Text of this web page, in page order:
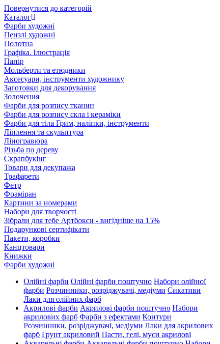
Повернутися до категорій
Каталог
Фарби художні
Пензлі художні
Полотна
Графіка. Ілюстрація
Папір
Мольберти та етюдники
Аксесуари, інструменти художнику
Заготовки для декорування
Золочення
Фарби для розпису тканин
Фарби для розпису скла і кераміки
Фарби для тіла Грим, наліпки, інструменти
Ліплення та скульптура
Ліногравюра
Різьба по дереву
Скрапбукінг
Товари для декупажа
Трафарети
Фетр
Фоаміран
Картини за номерами
Набори для творчості
Зібрали для тебе Артбокси - вигідніше на 15%
Подарункові сертифікати
Пакети, коробки
Канцтовари
Книжки
Фарби художні
Олійні фарби Олійні фарби поштучно Набори олійної
фарби Розчинники, розріджувачі, медіуми Сикативи
Лаки для олійних фарб
Акрилові фарби Акрилові фарби поштучно Набори
акрилових фарб Фарби з ефектами Контури
Розчинники, розріджувачі, медіуми Лаки для акрилових
фарб Грунт акриловий Пасти, гелі, муси акрилові